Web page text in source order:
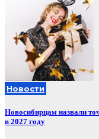
Новости
Новосибирцам назвали
в 2027 году